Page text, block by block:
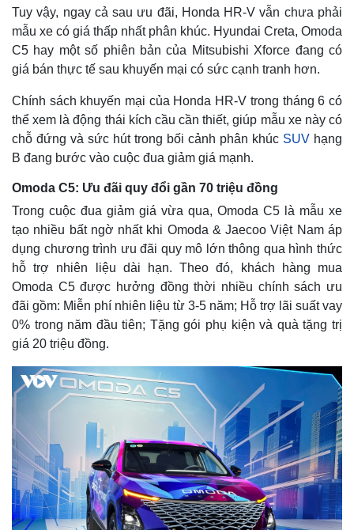
Tuy vậy, ngay cả sau ưu đãi, Honda HR-V vẫn chưa phải
mẫu xe có giá thấp nhất phân khúc. Hyundai Creta, Omoda
C5 hay một số phiên bản của Mitsubishi Xforce đang có
giá bán thực tế sau khuyến mại có sức cạnh tranh hơn.
Chính sách khuyến mại của Honda HR-V trong tháng 6 có
thể xem là động thái kích cầu cần thiết, giúp mẫu xe này có
chỗ đứng và sức hút trong bối cảnh phân khúc SUV hạng
B đang bước vào cuộc đua giảm giá mạnh.
Omoda C5: Ưu đãi quy đổi gần 70 triệu đồng
Trong cuộc đua giảm giá vừa qua, Omoda C5 là mẫu xe
tạo nhiều bất ngờ nhất khi Omoda & Jaecoo Việt Nam áp
dụng chương trình ưu đãi quy mô lớn thông qua hình thức
hỗ trợ nhiên liệu dài hạn. Theo đó, khách hàng mua
Omoda C5 được hưởng đồng thời nhiều chính sách ưu
đãi gồm: Miễn phí nhiên liệu từ 3-5 năm; Hỗ trợ lãi suất vay
0% trong năm đầu tiên; Tặng gói phụ kiện và quà tặng trị
giá 20 triệu đồng.